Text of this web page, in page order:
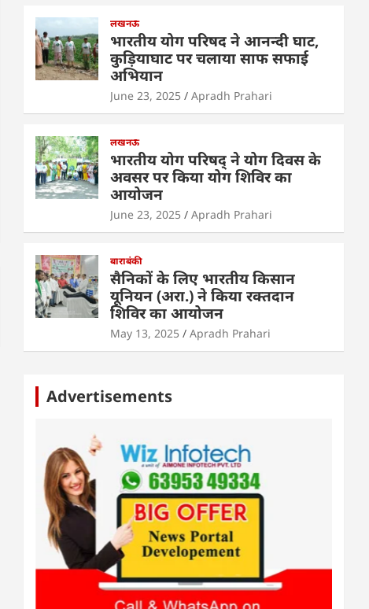
k लखनऊ
भारतीय योग परिषद ने आनन्दी घाट,
कुड़ियाघाट पर चलाया साफ सफाई
अभियान
June 23, 2025 Apradh Prahari
लखनऊ
भारतीय योग परिषद् ने योग दिवस के
अवसर पर किया योग शिविर का
आयोजन
June 23, 2025 Apradh Prahari
बाराबंकी
सैनिकों के लिए भारतीय किसान
यूनियन (अरा.) ने किया रक्तदान
शिविर का आयोजन
May 13, 2025 Apradh Prahari
Advertisements